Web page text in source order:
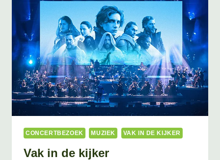
CONCERTBEZOEK MUZIEK VAK IN DE KIJKER
Vak in de kijker